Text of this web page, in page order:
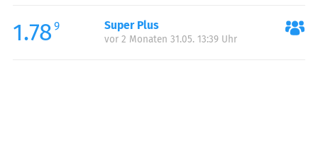
1.78 9 Super Plus
vor 2 Monaten 31.05. 13:39 Uhr